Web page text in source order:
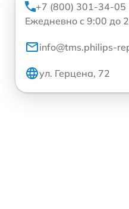
+7 (800) 301-34-05
Ежедневно с 9:00 до
info@tms.philips-
ул. Герцена, 72